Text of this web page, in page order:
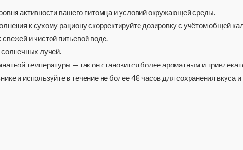
активности вашего питомца и условий окружающей среды.
к сухому рациону скорректируйте дозировку с учётом общей
и чистой питьевой воде.
лучей.
температуры — так он становится более ароматным и
и используйте в течение не более 48 часов для сохранения вкуса и